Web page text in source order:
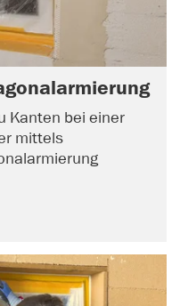
Kanten bei einer
mittels